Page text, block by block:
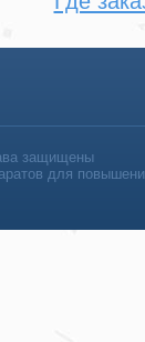
защищены
для